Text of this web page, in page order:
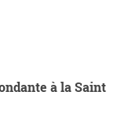
à la Saint